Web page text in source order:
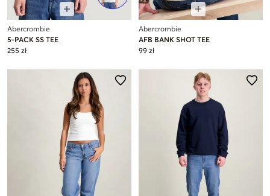
Abercrombie
5-PACK SS TEE
255 zł
Abercrombie
AFB BANK SHOT TEE
99 zł